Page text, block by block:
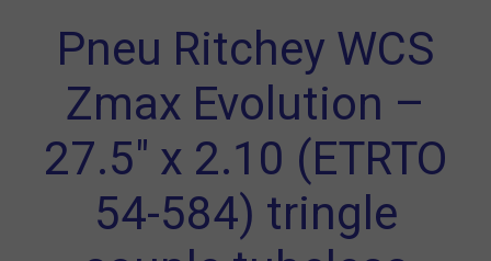
Pneu Ritchey WCS
Zmax Evolution –
27.5" x 2.10 (ETRTO
54-584) tringle